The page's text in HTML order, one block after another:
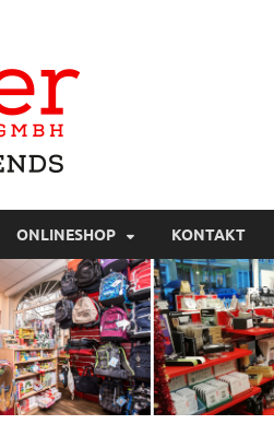
Ladengeschäft und
ONLINESHOP KONTAKT